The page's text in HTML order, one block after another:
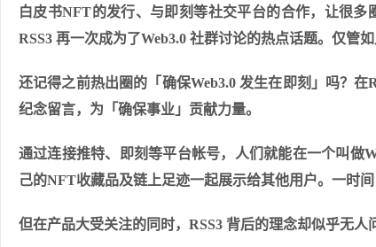
白皮书NFT的发行、与即刻等社交平台的合作，让很多
RSS3 再一次成为了Web3.0 社群讨论的热点话题。仅管
还记得之前热出圈的「确保Web3.0 发生在即刻」吗？
纪念留言，为「确保事业」贡献力量。
通过连接推特、即刻等平台帐号，人们就能在一个叫做
己的NFT收藏品及链上足迹一起展示给其他用户。一时间
但在产品大受关注的同时，RSS3 背后的理念却似乎无人